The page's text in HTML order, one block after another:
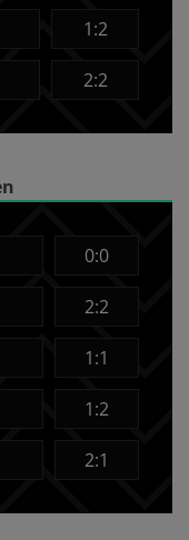
1:2
2:2
0:0
2:2
1:1
1:2
2:1